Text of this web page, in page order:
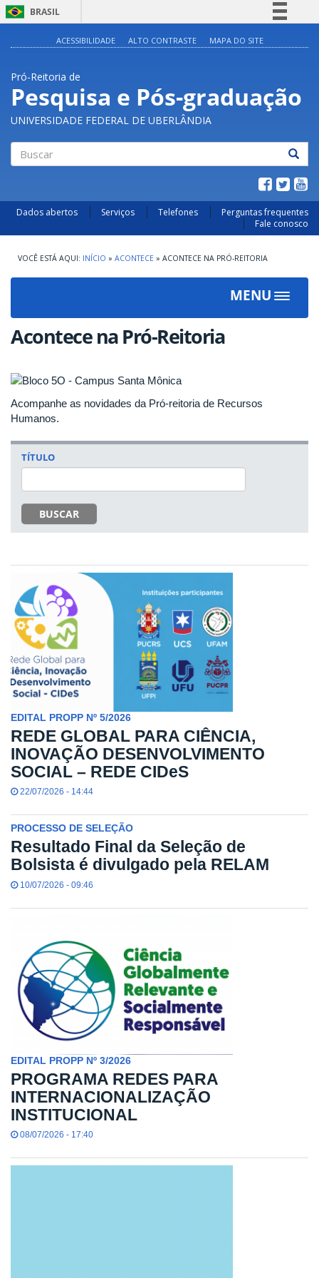
BRASIL
Acesso à informação
Legislação
Canais
ACESSIBILIDADE ALTO CONTRASTE MAPA DO SITE
Pró-Reitoria de
Pesquisa e Pós-graduação
UNIVERSIDADE FEDERAL DE UBERLÂNDIA
Dados abertos Serviços Telefones
Perguntas frequentes
Fale conosco
INÍCIO » ACONTECE » ACONTECE NA PRÓ-REITORIA
MENU
Toggle
Acontece na Pró-Reitoria
Acompanhe as novidades da Pró-reitoria de Recursos
Humanos.
TÍTULO
BUSCAR
EDITAL PROPP Nº 5/2026
REDE GLOBAL PARA CIÊNCIA,
INOVAÇÃO DESENVOLVIMENTO
SOCIAL – REDE CIDeS
22/07/2026 - 14:44
PROCESSO DE SELEÇÃO
Resultado Final da Seleção de
Bolsista é divulgado pela RELAM
10/07/2026 - 09:46
EDITAL PROPP Nº 3/2026
PROGRAMA REDES PARA
INTERNACIONALIZAÇÃO
INSTITUCIONAL
08/07/2026 - 17:40